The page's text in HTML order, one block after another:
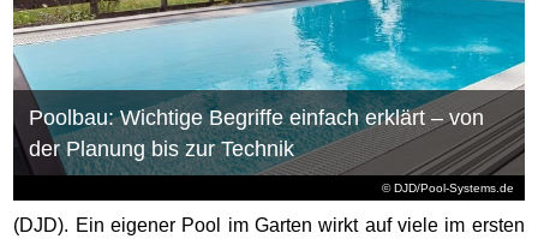
© DJD/Pool-Systems.de
Poolbau: Wichtige Begriffe einfach erklärt – von
der Planung bis zur Technik
(DJD). Ein eigener Pool im Garten wirkt auf viele im ersten